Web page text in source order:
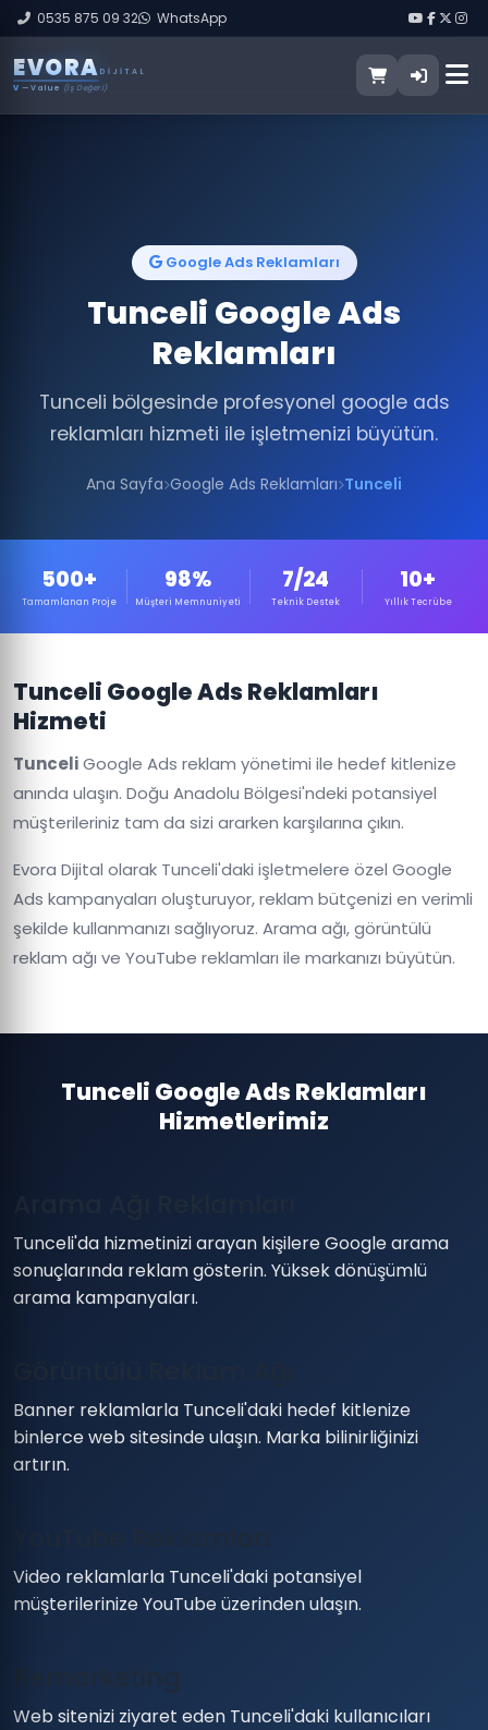
0535 875 09 32 WhatsApp
EVORA DIJITAL
V — Value (İş Değeri)
Google Ads Reklamları
Tunceli Google Ads
Reklamları
Tunceli bölgesinde profesyonel google ads
reklamları hizmeti ile işletmenizi büyütün.
Ana Sayfa Google Ads Reklamları Tunceli
500+
Tamamlanan Proje
98%
Müşteri Memnuniyeti
7/24
Teknik Destek
10+
Yıllık Tecrübe
Tunceli Google Ads Reklamları
Hizmeti
TunceliGoogle Ads reklam yönetimi ile hedef kitlenize
anında ulaşın. Doğu Anadolu Bölgesi'ndeki potansiyel
müşterileriniz tam da sizi ararken karşılarına çıkın.
Evora Dijital olarak Tunceli'daki işletmelere özel Google
Ads kampanyaları oluşturuyor, reklam bütçenizi en verimli
şekilde kullanmanızı sağlıyoruz. Arama ağı, görüntülü
reklam ağı ve YouTube reklamları ile markanızı büyütün.
Tunceli Google Ads Reklamları
Hizmetlerimiz
Tunceli'da hizmetinizi arayan kişilere Google arama
sonuçlarında reklam gösterin. Yüksek dönüşümlü
arama kampanyaları.
Banner reklamlarla Tunceli'daki hedef kitlenize
binlerce web sitesinde ulaşın. Marka bilinirliğinizi
artırın.
Video reklamlarla Tunceli'daki potansiyel
müşterilerinize YouTube üzerinden ulaşın.
Web sitenizi ziyaret eden Tunceli'daki kullanıcıları